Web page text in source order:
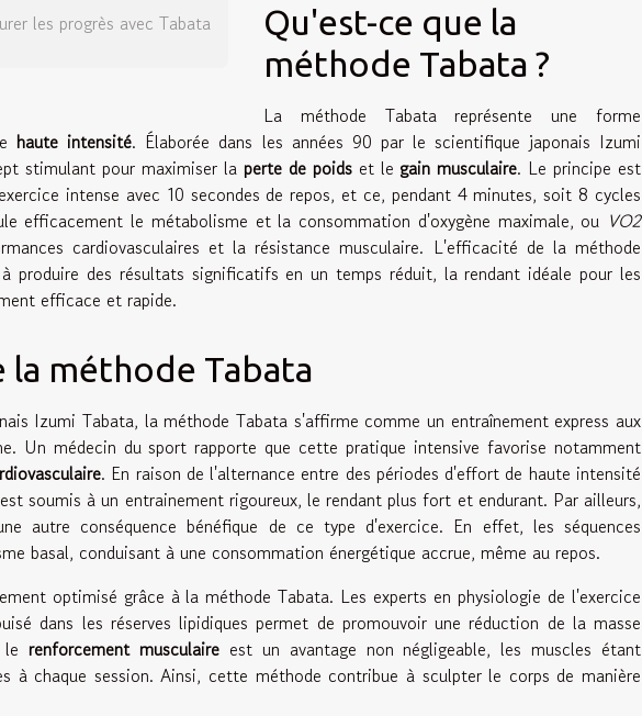
les progrès avec Tabata
Qu'est-ce que la
méthode Tabata ?
La méthode Tabata représente une forme
haute intensité. Élaborée dans les années 90 par le scientifique japonais Izumi
stimulant pour maximiser la perte de poidset le gain musculaire. Le principe est
intense avec 10 secondes de repos, et ce, pendant 4 minutes, soit 8 cycles
efficacement le métabolisme et la consommation d'oxygène maximale, ou VO2
cardiovasculaires et la résistance musculaire. L'efficacité de la méthode
produire des résultats significatifs en un temps réduit, la rendant idéale pour les
efficace et rapide.
la méthode Tabata
Izumi Tabata, la méthode Tabata s'affirme comme un entraînement express aux
Un médecin du sport rapporte que cette pratique intensive favorise notamment
. En raison de l'alternance entre des périodes d'effort de haute intensité
soumis à un entrainement rigoureux, le rendant plus fort et endurant. Par ailleurs,
autre conséquence bénéfique de ce type d'exercice. En effet, les séquences
basal, conduisant à une consommation énergétique accrue, même au repos.
optimisé grâce à la méthode Tabata. Les experts en physiologie de l'exercice
dans les réserves lipidiques permet de promouvoir une réduction de la masse
lerenforcement musculaire est un avantage non négligeable, les muscles étant
à chaque session. Ainsi, cette méthode contribue à sculpter le corps de manière